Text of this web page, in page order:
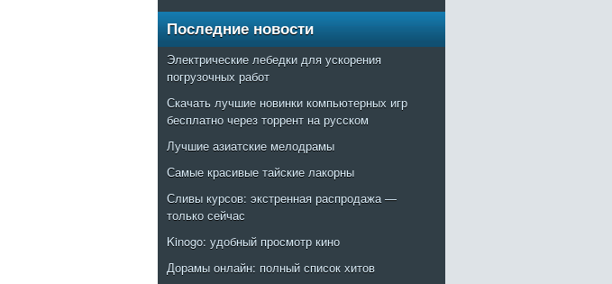
Последние новости
Электрические лебедки для ускорения
погрузочных работ
Скачать лучшие новинки компьютерных игр
бесплатно через торрент на русском
Лучшие азиатские мелодрамы
Самые красивые тайские лакорны
Сливы курсов: экстренная распродажа —
только сейчас
Kinogo: удобный просмотр кино
Дорамы онлайн: полный список хитов